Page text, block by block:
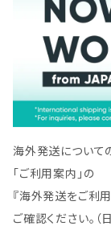
海外発送について
「ご利用案内」の
『海外発送をご利
ご確認ください。（